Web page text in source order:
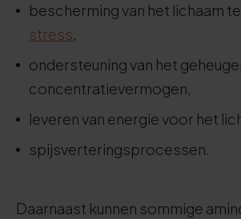
bescherming van het lichaam
stress,
ondersteuning van het
concentratievermogen,
leveren van energie voor het
spijsverteringsprocessen.
Daarnaast kunnen sommige